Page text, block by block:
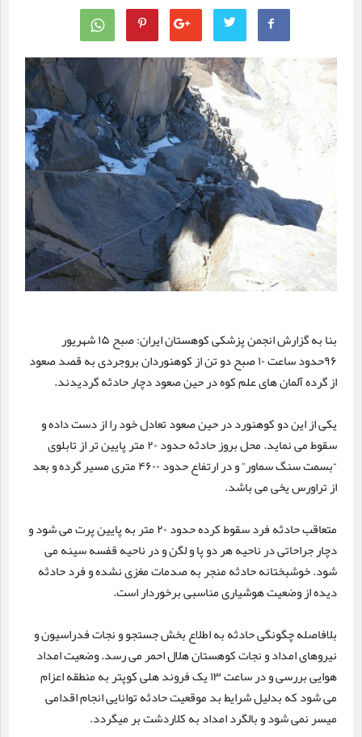
بنا به گزارش انجمن پزشکی کوهستان ایران: صبح ۱۵ شهریور
۹۶حدود ساعت ۱۰ صبح دو تن از کوهنوردان بروجردی به قصد صعود
از گرده آلمان های علم کوه در حین صعود دچار حادثه گردیدند.
یکی از این دو کوهنورد در حین صعود تعادل خود را از دست داده و
سقوط می نماید. محل بروز حادثه حدود ۲۰ متر پایین تر از تابلوی
“بسمت سنگ سماور” و در ارتفاع حدود ۴۶۰۰ متری مسیر گرده و بعد
از تراورس یخی می باشد.
متعاقب حادثه فرد سقوط کرده حدود ۲۰ متر به پایین پرت می شود و
دچار جراحاتی در ناحیه هر دو پا و لگن و در ناحیه قفسه سینه می
شود. خوشبختانه حادثه منجر به صدمات مغزی نشده و فرد حادثه
دیده از وضعیت هوشیاری مناسبی برخوردار است.
بلافاصله چگونگی حادثه به اطلاع بخش جستجو و نجات فدراسیون و
نیروهای امداد و نجات کوهستان هلال احمر می رسد. وضعیت امداد
هوایی بررسی و در ساعت ۱۳ یک فروند هلی کوپتر به منطقه اعزام
می شود که بدلیل شرایط بد موقعیت حادثه توانایی انجام اقدامی
میسر نمی شود و بالگرد امداد به کلاردشت بر میگردد.